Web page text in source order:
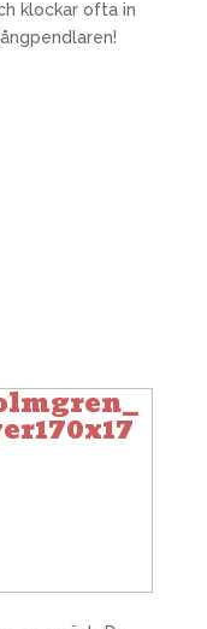
klockar ofta in